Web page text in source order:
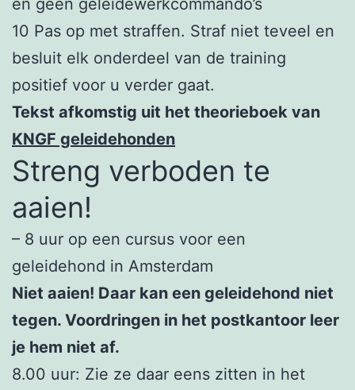
en geen geleidewerkcommando’s
10 Pas op met straffen. Straf niet teveel en
besluit elk onderdeel van de training
positief voor u verder gaat.
Tekst afkomstig uit het theorieboek van
KNGF geleidehonden
Streng verboden te
aaien!
– 8 uur op een cursus voor een
geleidehond in Amsterdam
Niet aaien! Daar kan een geleidehond niet
tegen. Voordringen in het postkantoor leer
je hem niet af.
8.00 uur: Zie ze daar eens zitten in het